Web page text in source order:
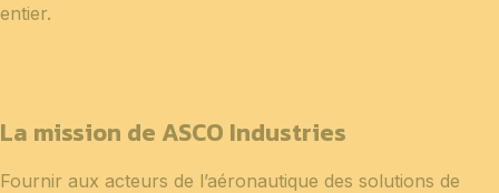
entier.
La mission de ASCO Industries
Fournir aux acteurs de l’aéronautique des solutions de